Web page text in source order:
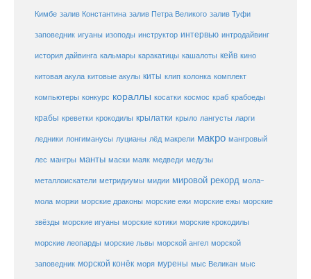
Кимбе залив Константина залив Петра Великого залив Туфи
заповедник игуаны изоподы инструктор интервью интродайвинг
история дайвинга кальмары каракатицы кашалоты кейв кино
китовая акула китовые акулы киты клип колонка комплект
компьютеры конкурс кораллы косатки космос краб крабоеды
крабы креветки крокодилы крылатки крыло лангусты ларги
ледники лонгиманусы луцианы лёд макрели макро мангровый
лес мангры манты маски маяк медведи медузы
металлоискатели метридиумы мидии мировой рекорд мола-
мола моржи морские драконы морские ежи морские ежы морские
звёзды морские игуаны морские котики морские крокодилы
морские леопарды морские львы морской ангел морской
заповедник морской конёк моря мурены мыс Великан мыс